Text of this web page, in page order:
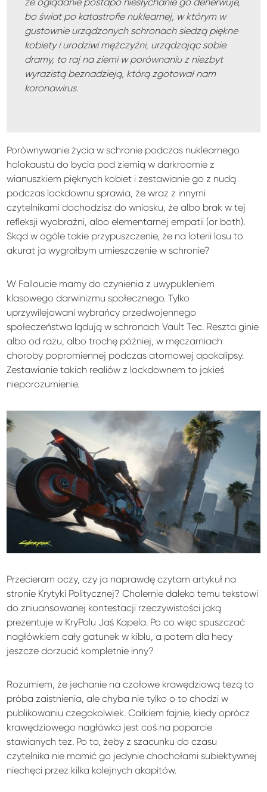
bo świat po katastrofie nuklearnej, w którym w
gustownie urządzonych schronach siedzą piękne
kobiety i urodziwi mężczyźni, urządzając sobie
dramy, to raj na ziemi w porównaniu z niezbyt
wyrazistą beznadzieją, którą zgotował nam
koronawirus.
Porównywanie życia w schronie podczas nuklearnego
holokaustu do bycia pod ziemią w darkroomie z
wianuszkiem pięknych kobiet i zestawianie go z nudą
podczas lockdownu sprawia, że wraz z innymi
czytelnikami dochodzisz do wniosku, że albo brak w tej
refleksji wyobraźni, albo elementarnej empatii (or both).
Skąd w ogóle takie przypuszczenie, że na loterii losu to
akurat ja wygrałbym umieszczenie w schronie?
W Falloucie mamy do czynienia z uwypukleniem
klasowego darwinizmu społecznego. Tylko
uprzywilejowani wybrańcy przedwojennego
społeczeństwa lądują w schronach Vault Tec. Reszta ginie
albo od razu, albo trochę później, w męczarniach
choroby popromiennej podczas atomowej apokalipsy.
Zestawianie takich realiów z lockdownem to jakieś
nieporozumienie.
Przecieram oczy, czy ja naprawdę czytam artykuł na
stronie Krytyki Politycznej? Cholernie daleko temu tekstowi
do zniuansowanej kontestacji rzeczywistości jaką
prezentuje w KryPolu Jaś Kapela. Po co więc spuszczać
nagłówkiem cały gatunek w kiblu, a potem dla hecy
jeszcze dorzucić kompletnie inny?
Rozumiem, że jechanie na czołowe krawędziową tezą to
próba zaistnienia, ale chyba nie tylko o to chodzi w
publikowaniu czegokolwiek. Całkiem fajnie, kiedy oprócz
krawędziowego nagłówka jest coś na poparcie
stawianych tez. Po to, żeby z szacunku do czasu
czytelnika nie mamić go jedynie chochołami subiektywnej
niechęci przez kilka kolejnych akapitów.